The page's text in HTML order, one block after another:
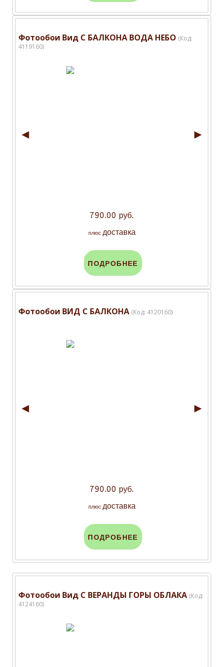
Фотообои Вид С БАЛКОНА ВОДА НЕБО (Код:
4119160)
◄ ►
790.00 руб.
плюс доставка
ПОДРОБНЕЕ
Фотообои ВИД С БАЛКОНА (Код: 4120160)
◄ ►
790.00 руб.
плюс доставка
ПОДРОБНЕЕ
Фотообои Вид С ВЕРАНДЫ ГОРЫ ОБЛАКА (Код:
4124160)